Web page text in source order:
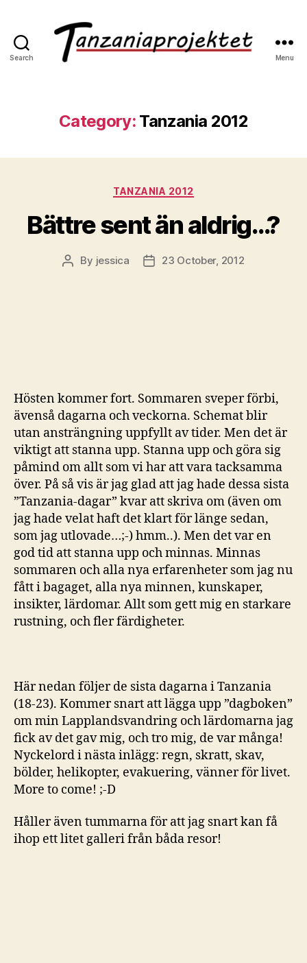
Search Menu
Category: Tanzania 2012
TANZANIA 2012
Bättre sent än aldrig…?
By jessica 23 October, 2012
Hösten kommer fort. Sommaren sveper förbi,
ävenså dagarna och veckorna. Schemat blir
utan ansträngning uppfyllt av tider. Men det är
viktigt att stanna upp. Stanna upp och göra sig
påmind om allt som vi har att vara tacksamma
över. På så vis är jag glad att jag hade dessa sista
”Tanzania-dagar” kvar att skriva om (även om
jag hade velat haft det klart för länge sedan,
som jag utlovade…;-) hmm..). Men det var en
god tid att stanna upp och minnas. Minnas
sommaren och alla nya erfarenheter som jag nu
fått i bagaget, alla nya minnen, kunskaper,
insikter, lärdomar. Allt som gett mig en starkare
rustning, och fler färdigheter.
Här nedan följer de sista dagarna i Tanzania
(18-23). Kommer snart att lägga upp ”dagboken”
om min Lapplandsvandring och lärdomarna jag
fick av det gav mig, och tro mig, de var många!
Nyckelord i nästa inlägg: regn, skratt, skav,
bölder, helikopter, evakuering, vänner för livet.
More to come! ;-D
Håller även tummarna för att jag snart kan få
ihop ett litet galleri från båda resor!